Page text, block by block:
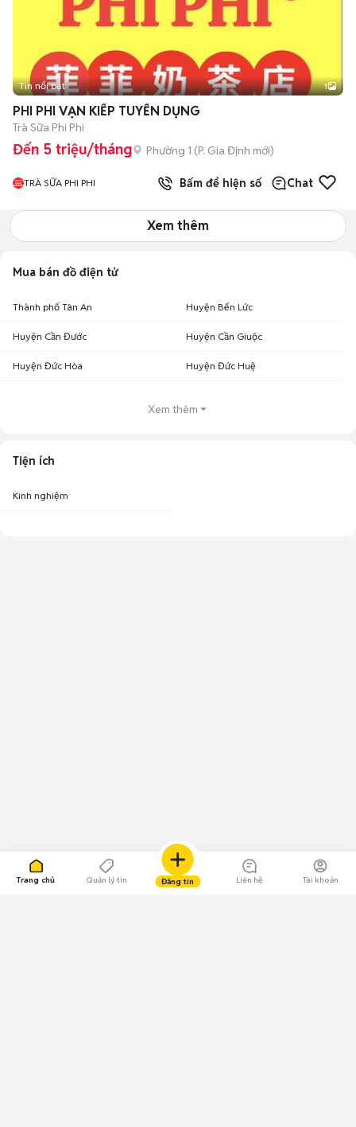
Trang chủ Quản lý tin Đăng tin Liên hệ Tài khoản
Tin nổi bật 1
PHI PHI VẠN KIẾP TUYỂN DỤNG
Trà Sữa Phi Phi
Đến 5 triệu/tháng Phường 1 (P. Gia Định mới)
TRÀ SỮA PHI PHI Bấm để hiện số Chat
Xem thêm
Mua bán đồ điện tử
Thành phố Tân An Huyện Bến Lức
Huyện Cần Đước Huyện Cần Giuộc
Huyện Đức Hòa Huyện Đức Huệ
Xem thêm
Tiện ích
Kinh nghiệm